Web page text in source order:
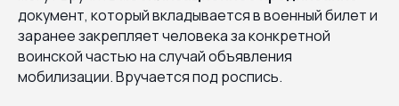
документ, который вкладывается в военный билет и
заранее закрепляет человека за конкретной
воинской частью на случай объявления
мобилизации. Вручается под роспись.